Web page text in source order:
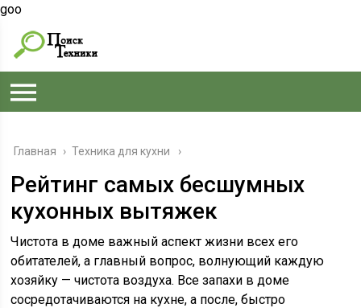
goo
Главная › Техника для кухни
Рейтинг самых бесшумных
кухонных вытяжек
Чистота в доме важный аспект жизни всех его
обитателей, а главный вопрос, волнующий каждую
хозяйку — чистота воздуха. Все запахи в доме
сосредотачиваются на кухне, а после, быстро